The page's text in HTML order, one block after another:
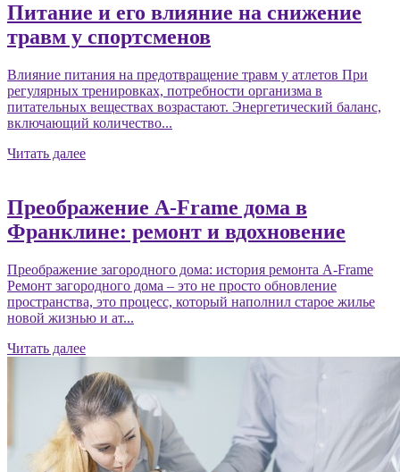
Питание и его влияние на снижение
травм у спортсменов
Влияние питания на предотвращение травм у атлетов При
регулярных тренировках, потребности организма в
питательных веществах возрастают. Энергетический баланс,
включающий количество...
Читать далее
Преображение A-Frame дома в
Франклине: ремонт и вдохновение
Преображение загородного дома: история ремонта A-Frame
Ремонт загородного дома – это не просто обновление
пространства, это процесс, который наполнил старое жилье
новой жизнью и ат...
Читать далее